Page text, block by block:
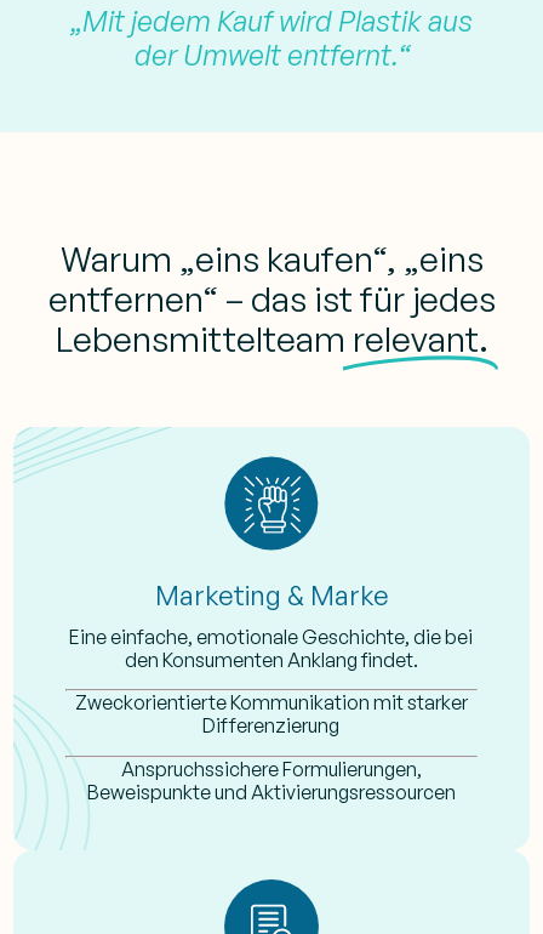
„Mit jedem Kauf wird Plastik aus
der Umwelt entfernt.“
Warum „eins kaufen“, „eins
entfernen“ – das ist für jedes
Lebensmittelteam relevant.
Marketing & Marke
Eine einfache, emotionale Geschichte, die bei
den Konsumenten Anklang findet.
Zweckorientierte Kommunikation mit starker
Differenzierung
Anspruchssichere Formulierungen,
Beweispunkte und Aktivierungsressourcen